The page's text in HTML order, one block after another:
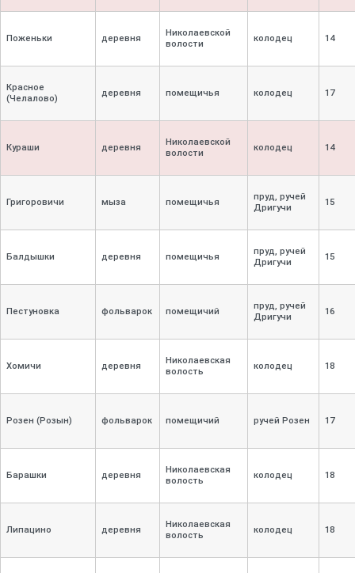
Поженьки деревня
Николаевской
волости
колодец 14
Красное
(Челалово)
деревня помещичья колодец 17
Кураши деревня
Николаевской
волости
колодец 14
Григоровичи мыза помещичья
пруд, ручей
Дригучи
15
Балдышки деревня помещичья
пруд, ручей
Дригучи
15
Пестуновка фольварок помещичий
пруд, ручей
Дригучи
16
Хомичи деревня
Николаевская
волость
колодец 18
Розен (Розын) фольварок помещичий ручей Розен 17
Барашки деревня
Николаевская
волость
колодец 18
Липацино деревня
Николаевская
волость
колодец 18